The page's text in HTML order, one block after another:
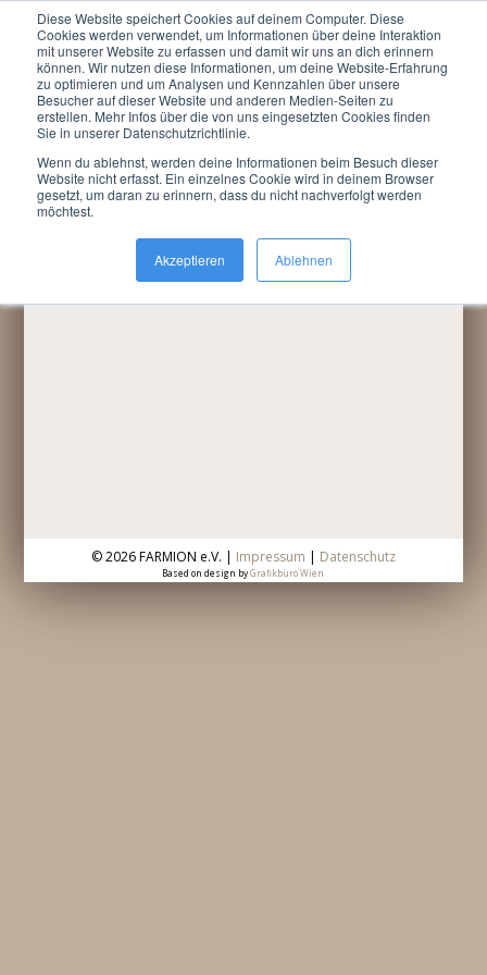
Diese Website speichert Cookies auf deinem Computer. Diese
Cookies werden verwendet, um Informationen über deine Interaktion
mit unserer Website zu erfassen und damit wir uns an dich erinnern
können. Wir nutzen diese Informationen, um deine Website-Erfahrung
zu optimieren und um Analysen und Kennzahlen über unsere
Besucher auf dieser Website und anderen Medien-Seiten zu
erstellen. Mehr Infos über die von uns eingesetzten Cookies finden
Sie in unserer Datenschutzrichtlinie.
Wenn du ablehnst, werden deine Informationen beim Besuch dieser
Website nicht erfasst. Ein einzelnes Cookie wird in deinem Browser
gesetzt, um daran zu erinnern, dass du nicht nachverfolgt werden
möchtest.
Akzeptieren Ablehnen
Menu
Du bist hier:LARP »Termine / Anmeldung»
Rückblicke»2009»WochenCon April 2009
©2026 FARMION e.V. | Impressum | Datenschutz
Based on design byGrafikbüro Wien